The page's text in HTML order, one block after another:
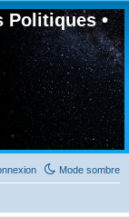
Politiques •
Mode sombre